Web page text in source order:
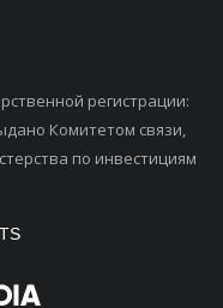
регистрации:
Комитетом связи,
по инвестициям